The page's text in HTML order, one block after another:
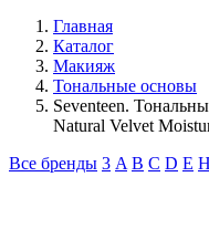
Главная
Каталог
Макияж
Тональные основы
Seventeen.
Natural Velvet
Все бренды 3 A B C D E H